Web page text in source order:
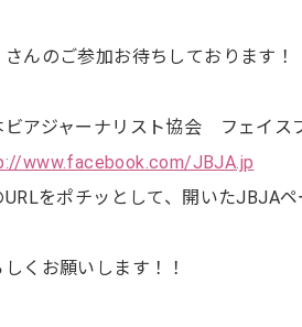
さんのご参加お待ちしております！
ビアジャーナリスト協会 フェイス
www.facebook.com/JBJA.jp
URLをポチッとして、開いたJBJA
しくお願いします！！